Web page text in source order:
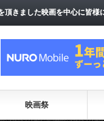
きました映画を中心に皆様
きました映画を中心に皆様
映画祭